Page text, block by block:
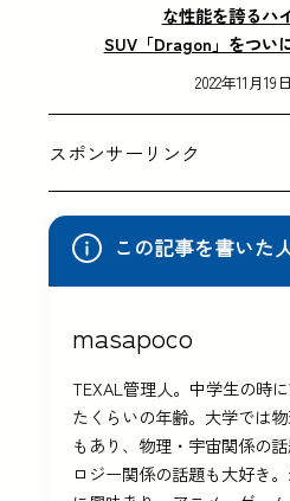
な性能を誇るハ
SUV「Dragon」をつい
2022年11月19
スポンサーリンク
この記事を書いた
masapoco
TEXAL管理人。中学生の時
たくらいの年齢。大学では
もあり、物理・宇宙関係の
ロジー関係の話題も大好き